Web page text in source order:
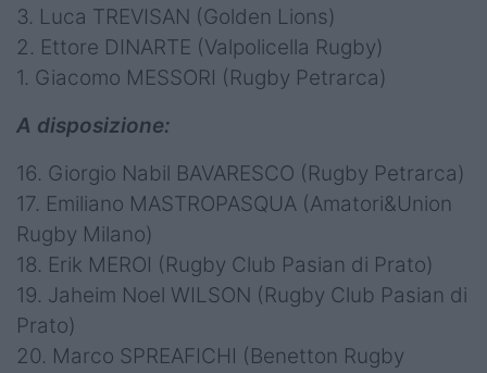
3. Luca TREVISAN (Golden Lions)
2. Ettore DINARTE (Valpolicella Rugby)
1. Giacomo MESSORI (Rugby Petrarca)
A disposizione:
16. Giorgio Nabil BAVARESCO (Rugby Petrarca)
17. Emiliano MASTROPASQUA (Amatori&Union
Rugby Milano)
18. Erik MEROI (Rugby Club Pasian di Prato)
19. Jaheim Noel WILSON (Rugby Club Pasian di
Prato)
20. Marco SPREAFICHI (Benetton Rugby